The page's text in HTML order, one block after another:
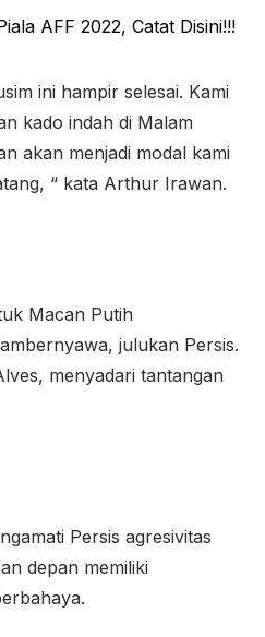
AFF 2022, Catat Disini!!!
ini hampir selesai. Kami
kado indah di Malam
akan menjadi modal kami
“ kata Arthur Irawan.
Macan Putih
julukan Persis.
menyadari tantangan
Persis agresivitas
depan memiliki